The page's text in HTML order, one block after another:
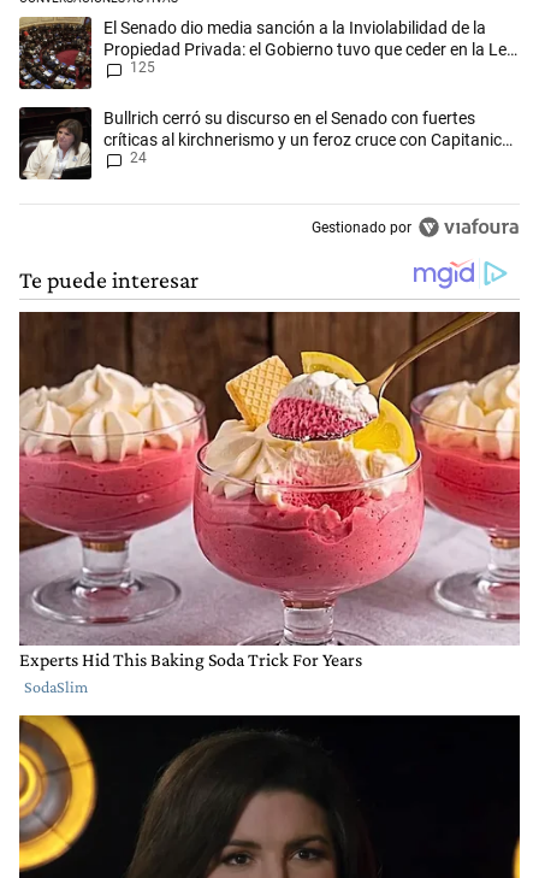
Este listado muestra los artículos con más comentarios en los
Un artículo de tendencia con el título "El Senado dio media sanción a
El Senado dio media sanción a la Inviolabilidad de la
Propiedad Privada: el Gobierno tuvo que ceder en la Ley
del Manejo del Fuego
125
Un artículo de tendencia con el título "Bullrich cerró su discurso en el
Bullrich cerró su discurso en el Senado con fuertes
críticas al kirchnerismo y un feroz cruce con Capitanich
al que le gritó “¡cállate!”
24
Gestionado por